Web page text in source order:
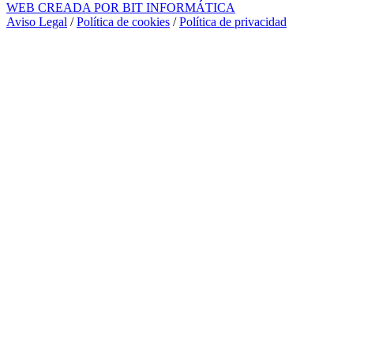
WEB CREADA POR BIT INFORMÁTICA
Aviso Legal /Política de cookies /Política de privacidad